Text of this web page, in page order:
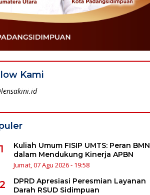
Kami
Kuliah Umum FISIP UMTS: Peran BMN
dalam Mendukung Kinerja APBN
Jumat, 07 Agu 2026 - 19:58
DPRD Apresiasi Peresmian Layanan
Darah RSUD Sidimpuan